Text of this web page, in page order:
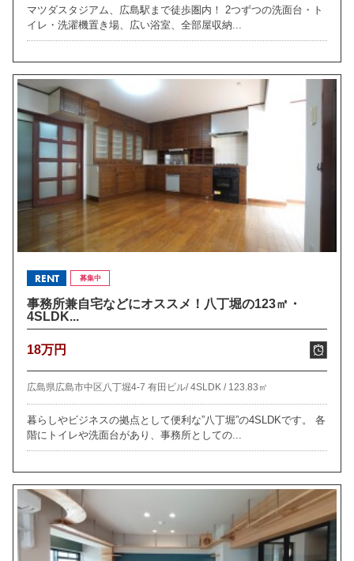
マツダスタジアム、広島駅まで徒歩圏内！ 2つずつの洗面台・ト
イレ・洗濯機置き場、広い浴室、全部屋収納...
RENT 募集中
事務所兼自宅などにオススメ！八丁堀の123㎡・
4SLDK...
18万円
広島県広島市中区八丁堀4-7 有田ビル/4SLDK / 123.83㎡
暮らしやビジネスの拠点として便利な”八丁堀”の4SLDKです。 各
階にトイレや洗面台があり、事務所としての...